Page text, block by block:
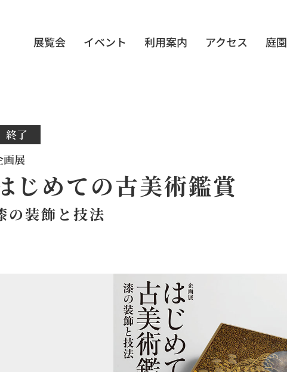
展覧会 イベント 利用案内 アクセス 庭園
終了
画展
じめての古美術鑑賞
の装飾と技法